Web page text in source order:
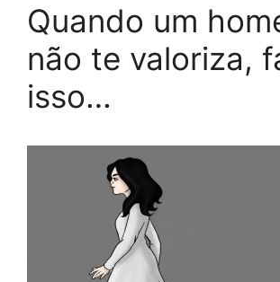
Quando um
não te valoriza,
isso…